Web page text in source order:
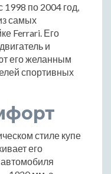
по 2004 год,
самых
Ferrari. Его
и
его желанным
спортивных
стиле купе
его